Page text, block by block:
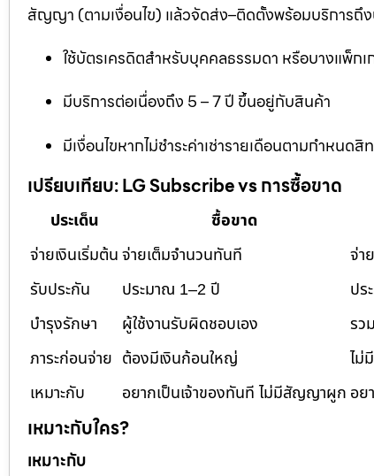
สัญญา (ตามเงื่อนไข) แล้วจัดส่ง–ติดตั้งพร้อมบริการถึ
ใช้บัตรเครดิตสำหรับบุคคลธรรมดา หรือบางแพ็ก
มีบริการต่อเนื่องถึง 5 – 7 ปี ขึ้นอยู่กับสินค้า
มีเงื่อนไขหากไม่ชำระค่าเช่ารายเดือนตามกำหนด
เปรียบเทียบ: LG Subscribe vs การซื้อขาด
ประเด็น ซื้อขาด
จ่ายเงินเริ่มต้นจ่ายเต็มจำนวนทันที
จ่า
รับประกัน
ประมาณ 1–2 ปี
ปร
บำรุงรักษา
ผู้ใช้งานรับผิดชอบเอง
รว
ภาระก่อนจ่าย ต้องมีเงินก้อนใหญ่
ไม่
เหมาะกับ
อยากเป็นเจ้าของทันที ไม่มีสัญญาผูก อย
เหมาะกับใคร?
เหมาะกับ